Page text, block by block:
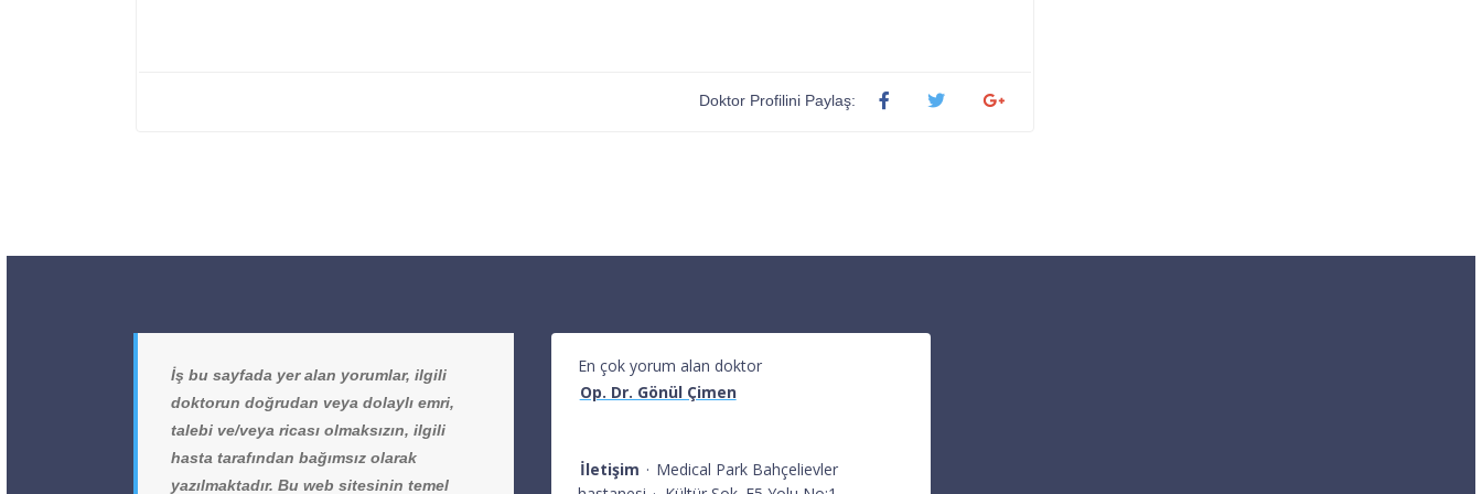
Doktor Profilini Paylaş:
İş bu sayfada yer alan yorumlar, ilgili
doktorun doğrudan veya dolaylı emri,
talebi ve/veya ricası olmaksızın, ilgili
hasta tarafından bağımsız olarak
yazılmaktadır. Bu web sitesinin temel
En çok yorum alan doktor
Op. Dr. Gönül Çimen
İletişim · Medical Park Bahçelievler